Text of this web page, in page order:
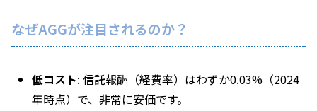
なぜAGGが注目されるのか？
低コスト: 信託報酬（経費率）はわずか0.03%（2024
年時点）で、非常に安価です。